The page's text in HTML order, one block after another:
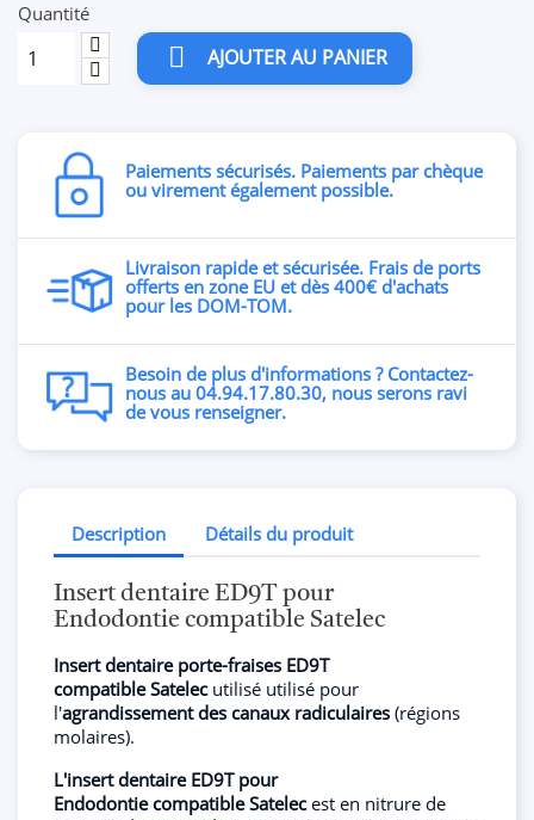
Quantité
 AJOUTER AU PANIER
Paiements sécurisés. Paiements par chèque
ou virement également possible.
Livraison rapide et sécurisée. Frais de ports
offerts en zone EU et dès 400€ d'achats
pour les DOM-TOM.
Besoin de plus d'informations ? Contactez-
nous au 04.94.17.80.30, nous serons ravi
de vous renseigner.
Description Détails du produit
Insert dentaire ED9T pour
Endodontie compatible Satelec
Insert dentaire porte-fraises ED9T
compatibleSatelec utilisé utilisé pour
l'agrandissement des canaux radiculaires (régions
molaires).
L'insert dentaire ED9T pour
Endodontie compatibleSatelecest en nitrure de